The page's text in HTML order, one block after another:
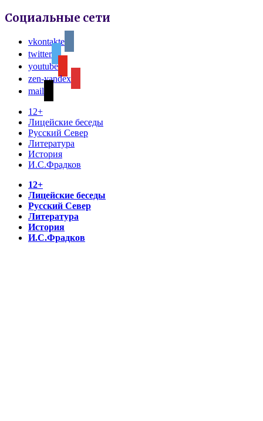
Социальные сети
vkontakte
twitter
youtube
zen-yandex
mail
12+
Лицейские беседы
Русский Север
Литература
История
И.С.Фрадков
12+
Лицейские беседы
Русский Север
Литература
История
И.С.Фрадков